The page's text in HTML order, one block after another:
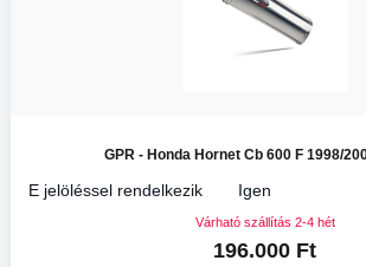
GPR - Honda Hornet Cb 600 F 1998/
E jelöléssel rendelkezik Igen
Várható szállítás 2-4 hét
196.000 Ft